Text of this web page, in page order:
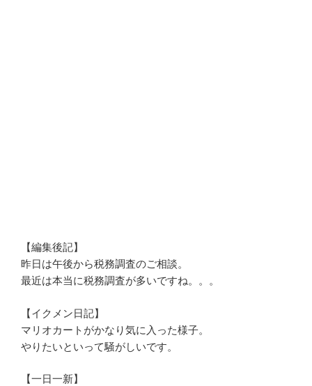
【編集後記】
昨日は午後から税務調査のご相談。
最近は本当に税務調査が多いですね。。。
【イクメン日記】
マリオカートがかなり気に入った様子。
やりたいといって騒がしいです。
【一日一新】